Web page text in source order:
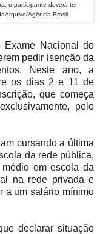
o participante deverá ter
Agência Brasil
Exame Nacional do
pedir isenção da
Neste ano, a
os dias 2 e 11 de
que começa
pelo
cursando a última
da rede pública,
em escola da
na rede privada e
a um salário mínimo
declarar situação